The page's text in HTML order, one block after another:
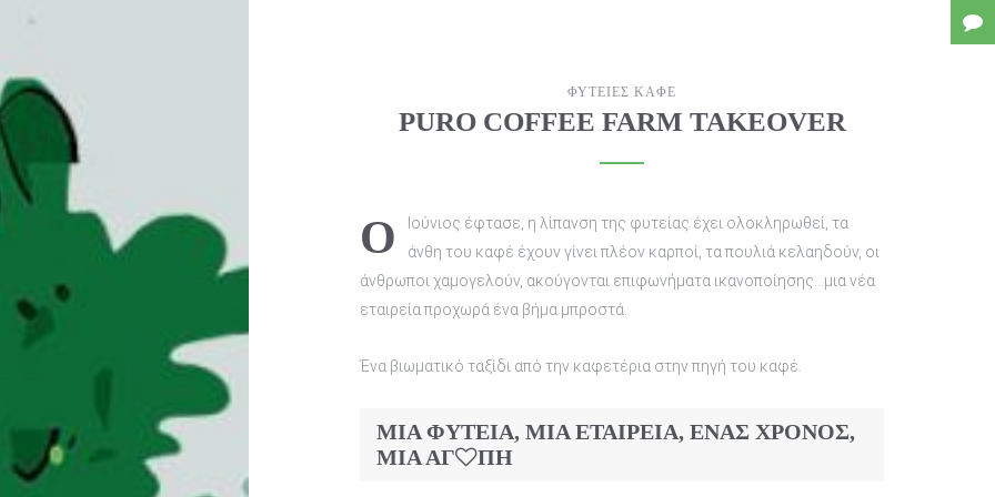
ΦΥΤΕΙΕΣ ΚΑΦΕ
PURO COFFEE FARM TAKEOVER
Ο Ιούνιος έφτασε, η λίπανση της φυτείας έχει ολοκληρωθεί, τα
άνθη του καφέ έχουν γίνει πλέον καρποί, τα πουλιά κελαηδούν, οι
άνθρωποι χαμογελούν, ακούγονται επιφωνήματα ικανοποίησης…μια νέα
εταιρεία προχωρά ένα βήμα μπροστά.
Ένα βιωματικό ταξίδι από την καφετέρια στην πηγή του καφέ.
ΜΙΑ ΦΥΤΕΙΑ, ΜΙΑ ΕΤΑΙΡΕΙΑ, ΕΝΑΣ ΧΡΟΝΟΣ,
ΜΙΑ ΑΓ
ΠΗ